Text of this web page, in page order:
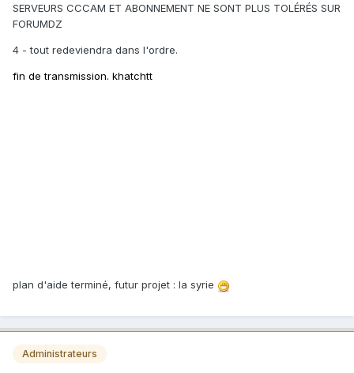
SERVEURS CCCAM ET ABONNEMENT NE SONT PLUS TOLÉRÉS SUR
FORUMDZ
4 - tout redeviendra dans l'ordre.
fin de transmission. khatchtt
plan d'aide terminé, futur projet : la syrie
Administrateurs